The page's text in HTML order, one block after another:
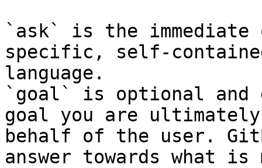
`ask` is the
specific, self-
language.
`goal` is optional and
goal you are
behalf of the user.
answer towards what